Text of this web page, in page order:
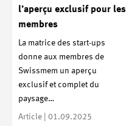
l’aperçu exclusif pour les
membres
La matrice des start-ups
donne aux membres de
Swissmem un aperçu
exclusif et complet du
paysage…
Article | 01.09.2025